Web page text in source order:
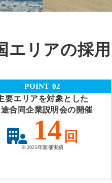
エリアの採
POINT 02
要エリアを対象とした
合同企業説明会の開催
14 回
※2025年開催実績